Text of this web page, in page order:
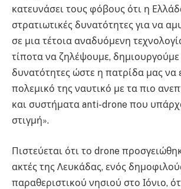
κατευνάσει τους φόβους ότι η
στρατιωτικές δυνατότητες για να
σε μια τέτοια αναδυόμενη
τίποτα να ζηλέψουμε, δημιουργούμε
δυνατότητες ώστε η πατρίδα μας να
πολεμικό της ναυτικό με τα πιο
και συστήματα anti-drone που
στιγμή».
Πιστεύεται ότι το drone
ακτές της Λευκάδας, ενός
παραθεριστικού νησιού στο Ιόνιο,